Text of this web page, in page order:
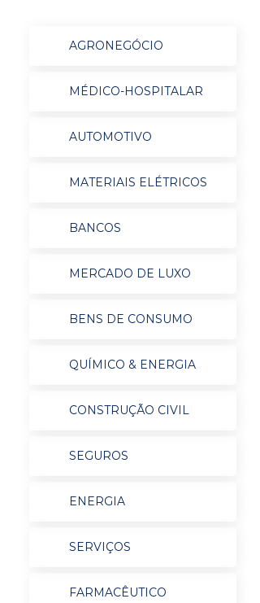
AGRONEGÓCIO
MÉDICO-HOSPITALAR
AUTOMOTIVO
MATERIAIS ELÉTRICOS
BANCOS
MERCADO DE LUXO
BENS DE CONSUMO
QUÍMICO & ENERGIA
CONSTRUÇÃO CIVIL
SEGUROS
ENERGIA
SERVIÇOS
FARMACÊUTICO